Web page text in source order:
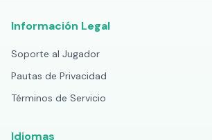
Información Legal
Soporte al Jugador
Pautas de Privacidad
Términos de Servicio
Idiomas